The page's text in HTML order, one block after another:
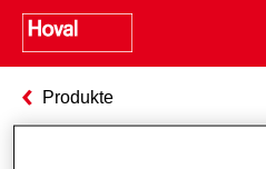
Produkte